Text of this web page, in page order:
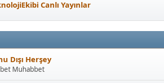
Canlı Yayınlar
Dışı Herşey
Muhabbet